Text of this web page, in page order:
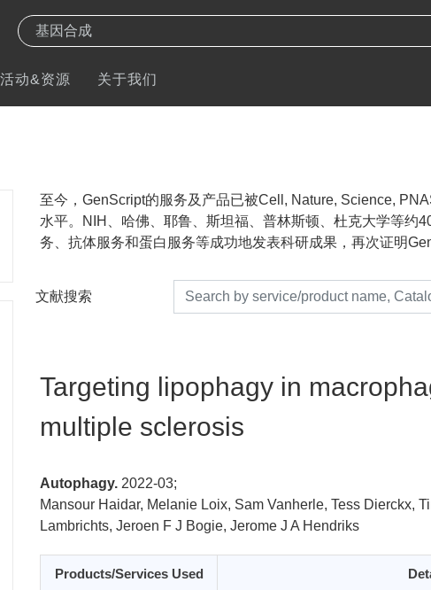
活动&资源 关于我们
至今，GenScript的服务及产品已被Cell, Nature, Science,
水平。NIH、哈佛、耶鲁、斯坦福、普林斯顿、杜克大学等约
务、抗体服务和蛋白服务等成功地发表科研成果，再次证明
文献搜索
Targeting lipophagy in
multiple sclerosis
Autophagy. 2022-03;
Mansour Haidar, Melanie Loix, Sam Vanherle, Tess Dierckx,
Lambrichts, Jeroen F J Bogie, Jerome J A Hendriks
Products/Services Used